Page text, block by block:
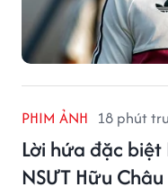
PHIM ẢNH 18 phút
Lời hứa đặc
NSƯT Hữu